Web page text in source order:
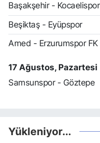
Başakşehir - Kocaelispor
Beşiktaş - Eyüpspor
Amed - Erzurumspor FK
17 Ağustos, Pazartesi
Samsunspor - Göztepe
Yükleniyor...